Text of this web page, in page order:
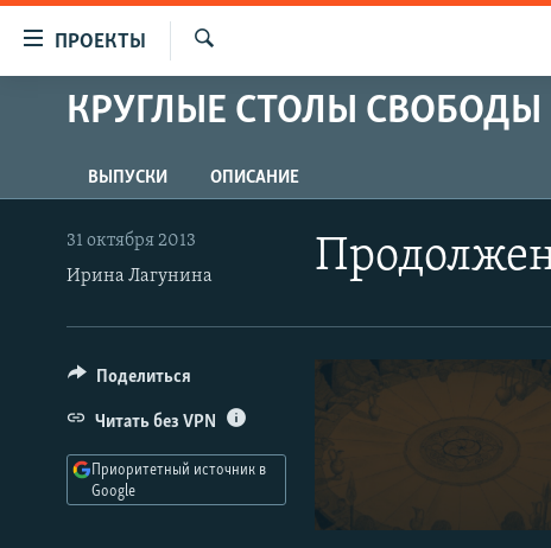
упрощенного
Вернуться
к
основному
содержанию
Вернутся
навигации
Вернутся
ПРОЕКТЫ
ПРОГРАММЫ
АВТОРСКИЕ ПРОЕКТЫ
ЦИТАТЫ СВОБОДЫ
МНЕНИЯ
КУЛЬТУРА
IDEL.РЕАЛИИ
КАВКАЗ.РЕАЛИИ
СЕВЕР.РЕАЛИИ
СИБИРЬ.РЕАЛИИ
КРУГЛЫЕ СТОЛЫ СВОБОДЫ
ВЫПУСКИ ОПИСАНИЕ
31 октября 2013
Ирина Лагунина
Поделиться
Читать без VPN
Приоритетный источник в
Google